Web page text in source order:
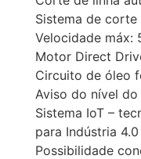
Sistema de
Velocidade máx:
Motor Direct
Circuito de óleo
Aviso do nível do
Sistema IoT –
para Indústria 4.0
Possibilidade